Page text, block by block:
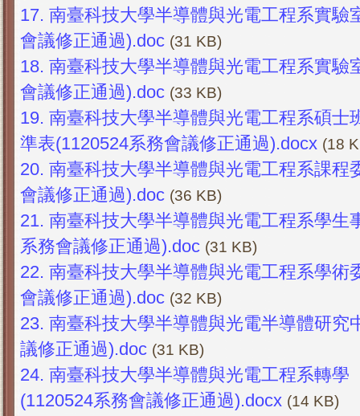
17. 南臺科技大學半導體與光電工程系實驗
會議修正通過).doc (31 KB)
18. 南臺科技大學半導體與光電工程系實驗
會議修正通過).doc (33 KB)
19. 南臺科技大學半導體與光電工程系碩士
準表(1120524系務會議修正通過).docx (18
20. 南臺科技大學半導體與光電工程系課程
會議修正通過).doc (36 KB)
21. 南臺科技大學半導體與光電工程系學生
系務會議修正通過).doc (31 KB)
22. 南臺科技大學半導體與光電工程系學術
會議修正通過).doc (32 KB)
23. 南臺科技大學半導體與光電半導體研究
議修正通過).doc (31 KB)
24. 南臺科技大學半導體與光電工程系轉學
(1120524系務會議修正通過).docx (14 KB)